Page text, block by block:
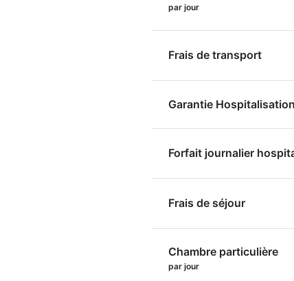
par jour
Frais de transport
Garantie
Forfait journalier
Frais de séjour
Chambre particulière
par jour